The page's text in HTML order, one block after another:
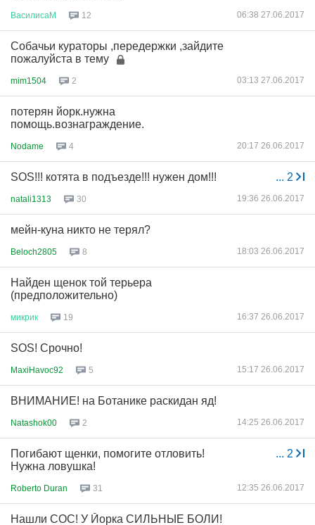
ВасилисаМ 12 06:38 27.06.2017
Собачьи кураторы ,передержки ,зайдите
пожалуйста в тему
mim1504 2 03:13 27.06.2017
потерян йорк.нужна
помощь.вознаграждение.
Nodame 4 20:17 26.06.2017
... 2
SOS!!! котята в подъезде!!! нужен дом!!!
natali1313 30 19:36 26.06.2017
мейн-куна никто не терял?
Beloch2805 8 18:03 26.06.2017
Найден щенок той терьера
(предположительно)
микрик 19 16:37 26.06.2017
SOS! Срочно!
MaxiHavoc92 5 15:17 26.06.2017
ВНИМАНИЕ! на Ботанике раскидан яд!
Natashok00 2 14:25 26.06.2017
... 2
Погибают щенки, помогите отловить!
Нужна ловушка!
Roberto Duran 31 12:35 26.06.2017
Нашли СОС! У Йорка СИЛЬНЫЕ БОЛИ!